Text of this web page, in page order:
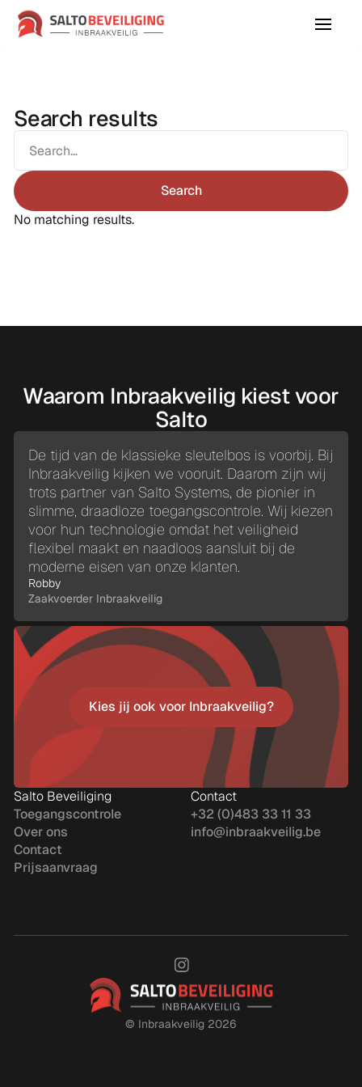
Search results
No matching results.
Waarom Inbraakveilig kiest voor
Salto
De tijd van de klassieke sleutelbos is voorbij. Bij
Inbraakveilig kijken we vooruit. Daarom zijn wij
trots partner van Salto Systems, de pionier in
slimme, draadloze toegangscontrole. Wij kiezen
voor hun technologie omdat het veiligheid
flexibel maakt en naadloos aansluit bij de
moderne eisen van onze klanten.
Robby
Zaakvoerder Inbraakveilig
Kies jij ook voor Inbraakveilig?
Kies jij ook voor Inbraakveilig?
Salto Beveiliging
Toegangscontrole
Over ons
Contact
Prijsaanvraag
Contact
+32 (0)483 33 11 33
info@inbraakveilig.be
© Inbraakveilig 2026